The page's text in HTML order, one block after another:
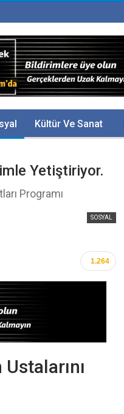
Kültür Ve Sanat
Yetiştiriyor.
Programı
SOSYAL
1.264